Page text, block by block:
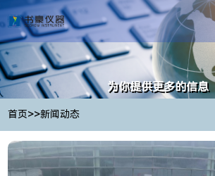
为你提供更多的信息
Provide you with more
首页>>新闻动态